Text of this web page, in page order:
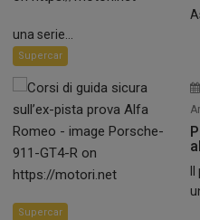
una serie...
Supercar
Supercar